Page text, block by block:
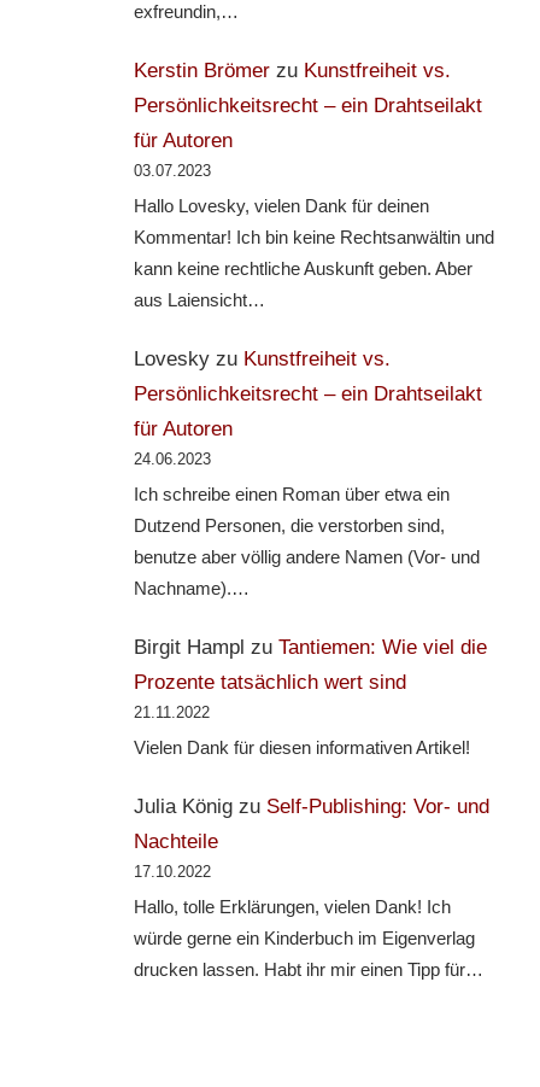
exfreundin,…
Kerstin Brömerzu Kunstfreiheit vs.
Persönlichkeitsrecht – ein Drahtseilakt
für Autoren
03.07.2023
Hallo Lovesky, vielen Dank für deinen
Kommentar! Ich bin keine Rechtsanwältin und
kann keine rechtliche Auskunft geben. Aber
aus Laiensicht…
Loveskyzu Kunstfreiheit vs.
Persönlichkeitsrecht – ein Drahtseilakt
für Autoren
24.06.2023
Ich schreibe einen Roman über etwa ein
Dutzend Personen, die verstorben sind,
benutze aber völlig andere Namen (Vor- und
Nachname).…
Birgit Hampl zu Tantiemen: Wie viel die
Prozente tatsächlich wert sind
21.11.2022
Vielen Dank für diesen informativen Artikel!
Julia Königzu Self-Publishing: Vor- und
Nachteile
17.10.2022
Hallo, tolle Erklärungen, vielen Dank! Ich
würde gerne ein Kinderbuch im Eigenverlag
drucken lassen. Habt ihr mir einen Tipp für…